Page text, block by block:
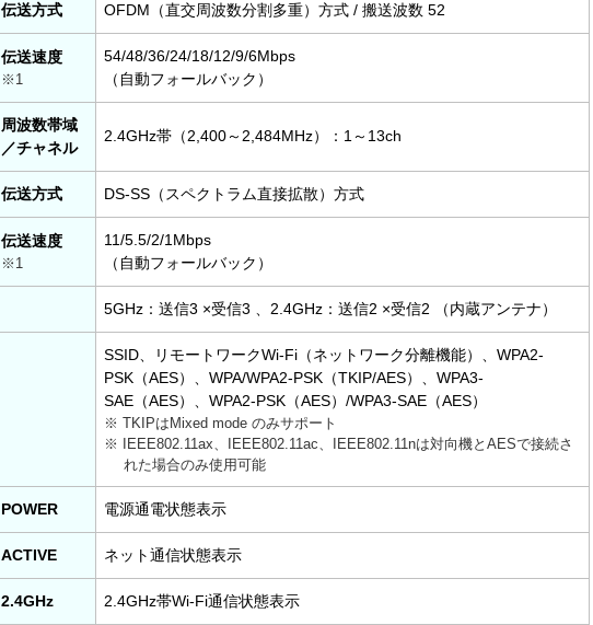
伝送方式 OFDM（直交周波数分割多重）方式 / 搬送波数 52
伝送速度
※1
54/48/36/24/18/12/9/6Mbps
（自動フォールバック）
周波数帯域
／チャネル
2.4GHz帯（2,400～2,484MHz）：1～13ch
伝送方式 DS-SS（スペクトラム直接拡散）方式
伝送速度
※1
11/5.5/2/1Mbps
（自動フォールバック）
5GHz：送信3 ×受信3 、2.4GHz：送信2 ×受信2 （内蔵アンテナ）
SSID、リモートワークWi-Fi（ネットワーク分離機能）、WPA2-
PSK（AES）、WPA/WPA2-PSK（TKIP/AES）、WPA3-
SAE（AES）、WPA2-PSK（AES）/WPA3-SAE（AES）
※ TKIPはMixed mode のみサポート
※ IEEE802.11ax、IEEE802.11ac、IEEE802.11nは対向機とAESで接続さ
れた場合のみ使用可能
POWER 電源通電状態表示
ACTIVE ネット通信状態表示
2.4GHz 2.4GHz帯Wi-Fi通信状態表示